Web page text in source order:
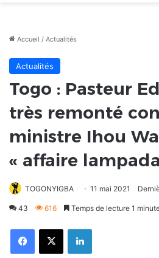
Accueil / Actualités
Actualités
Togo : Pasteur
très remonté
ministre Ihou
« affaire
TOGONYIGBA 11 mai 2021
43 616 Temps de lecture 1
FacebookX Linkedin